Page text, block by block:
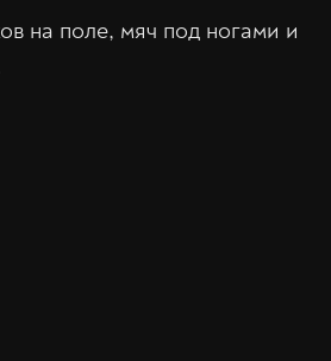
на поле, мяч под ногами и